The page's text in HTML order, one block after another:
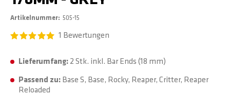
Artikelnummer 505-15
1 Bewertungen
Lieferumfang: 2 Stk. inkl. Bar Ends (18 mm)
Passend zu: Base S, Base, Rocky, Reaper, Critter, Reaper
Reloaded